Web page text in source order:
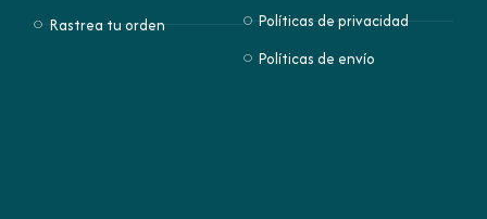
Rastrea tu orden
Políticas de privacidad
Políticas de envío